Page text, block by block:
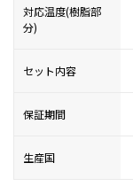
対応温度(樹脂部
分)
セット内容
保証期間
生産国